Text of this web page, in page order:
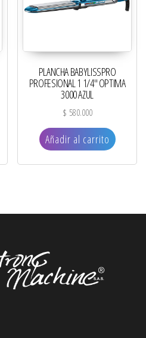
PLANCHA BABYLISSPRO
PROFESIONAL 1 1/4″ OPTIMA
3000 AZUL
$ 580.000
Añadir al carrito